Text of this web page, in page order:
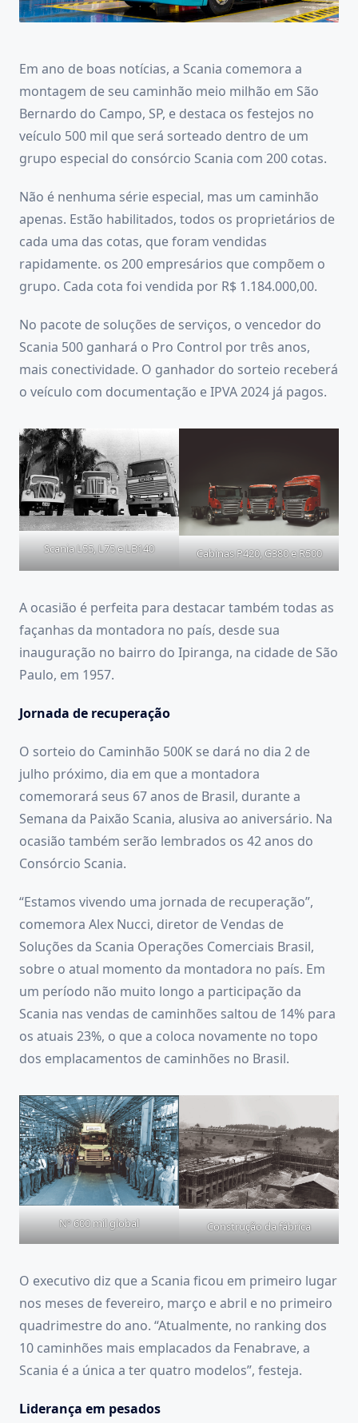
Em ano de boas notícias, a Scania comemora a
montagem de seu caminhão meio milhão em São
Bernardo do Campo, SP, e destaca os festejos no
veículo 500 mil que será sorteado dentro de um
grupo especial do consórcio Scania com 200 cotas.
Não é nenhuma série especial, mas um caminhão
apenas. Estão habilitados, todos os proprietários de
cada uma das cotas, que foram vendidas
rapidamente. os 200 empresários que compõem o
grupo. Cada cota foi vendida por R$ 1.184.000,00.
No pacote de soluções de serviços, o vencedor do
Scania 500 ganhará o Pro Control por três anos,
mais conectividade. O ganhador do sorteio receberá
o veículo com documentação e IPVA 2024 já pagos.
Scania L55, L75 e LB140 Cabinas P420, G380 e R500
A ocasião é perfeita para destacar também todas as
façanhas da montadora no país, desde sua
inauguração no bairro do Ipiranga, na cidade de São
Paulo, em 1957.
Jornada de recuperação
O sorteio do Caminhão 500K se dará no dia 2 de
julho próximo, dia em que a montadora
comemorará seus 67 anos de Brasil, durante a
Semana da Paixão Scania, alusiva ao aniversário. Na
ocasião também serão lembrados os 42 anos do
Consórcio Scania.
“Estamos vivendo uma jornada de recuperação”,
comemora Alex Nucci, diretor de Vendas de
Soluções da Scania Operações Comerciais Brasil,
sobre o atual momento da montadora no país. Em
um período não muito longo a participação da
Scania nas vendas de caminhões saltou de 14% para
os atuais 23%, o que a coloca novamente no topo
dos emplacamentos de caminhões no Brasil.
Nº 600 mil global Construção da fábrica
O executivo diz que a Scania ficou em primeiro lugar
nos meses de fevereiro, março e abril e no primeiro
quadrimestre do ano. “Atualmente, no ranking dos
10 caminhões mais emplacados da Fenabrave, a
Scania é a única a ter quatro modelos”, festeja.
Liderança em pesados